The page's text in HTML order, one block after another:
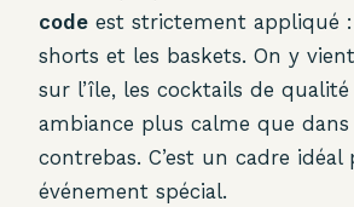
code est strictement appliqué
shorts et les baskets. On y
sur l’île, les cocktails de
ambiance plus calme que dans
contrebas. C’est un cadre idéal
événement spécial.